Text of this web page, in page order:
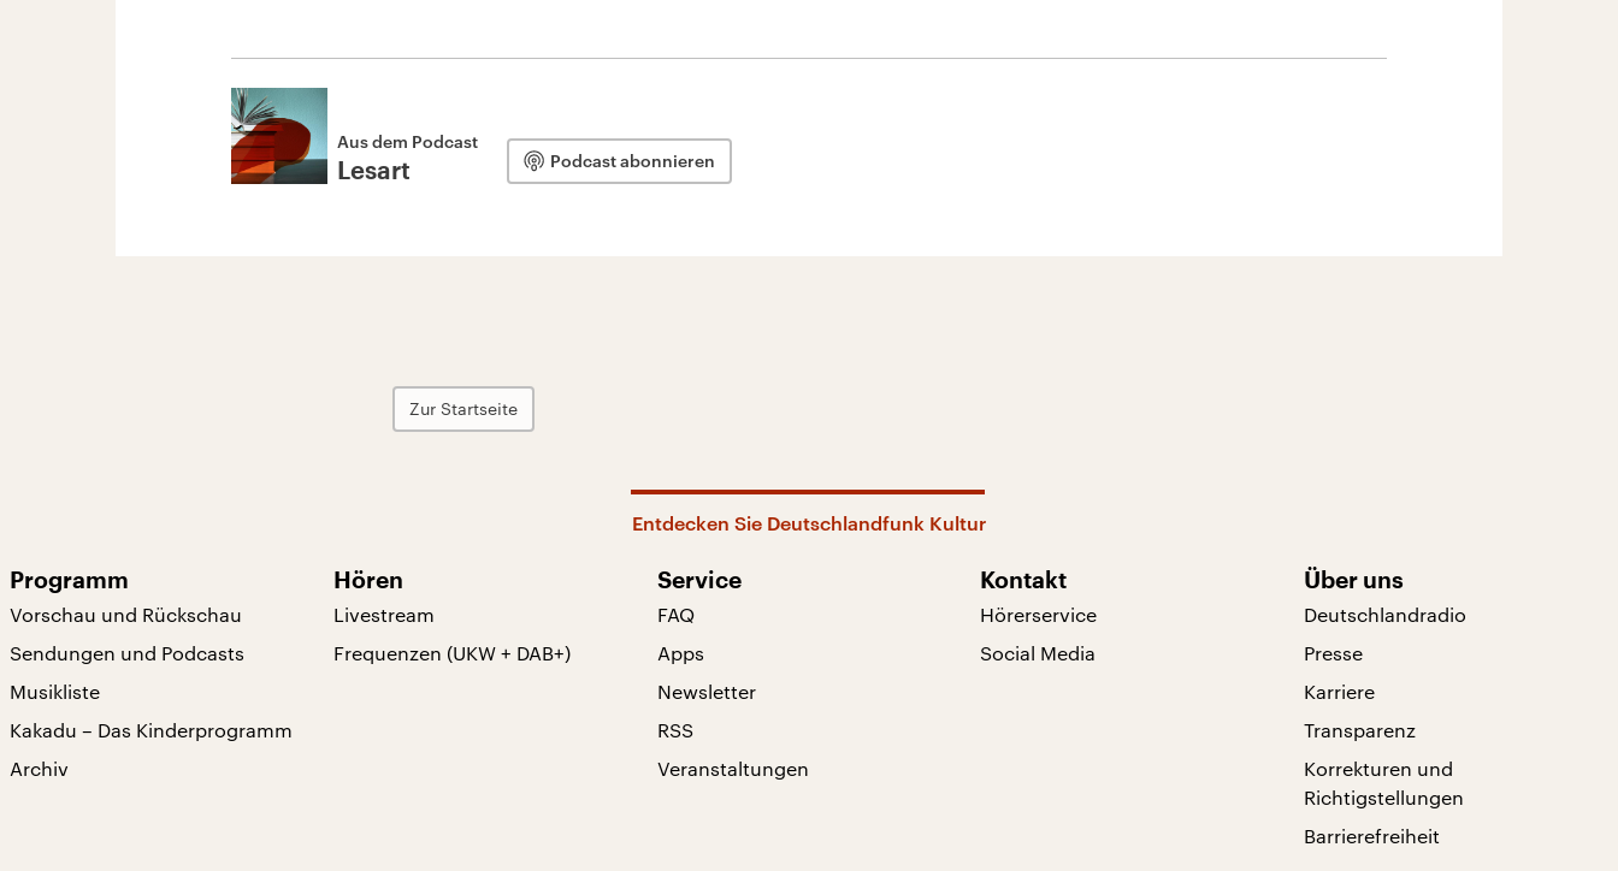
Aus dem Podcast
Lesart Podcast abonnieren
Zur Startseite
Entdecken Sie Deutschlandfunk Kultur
Programm
Vorschau und Rückschau
Sendungen und Podcasts
Musikliste
Kakadu – Das Kinderprogramm
Archiv
Hören
Livestream
Frequenzen (UKW + DAB+)
Service
FAQ
Apps
Newsletter
RSS
Veranstaltungen
Kontakt
Hörerservice
Social Media
Über uns
Deutschlandradio
Presse
Karriere
Transparenz
Korrekturen und
Richtigstellungen
Barrierefreiheit